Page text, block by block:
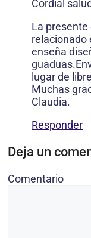
Cordial
La
relacionado
enseña
lugar de
Muchas
Claudia.
Responder
Deja un
Comentario